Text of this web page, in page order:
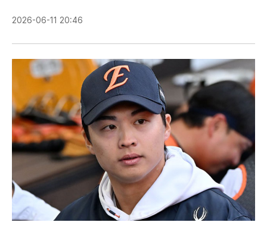
2026-06-11 20:46